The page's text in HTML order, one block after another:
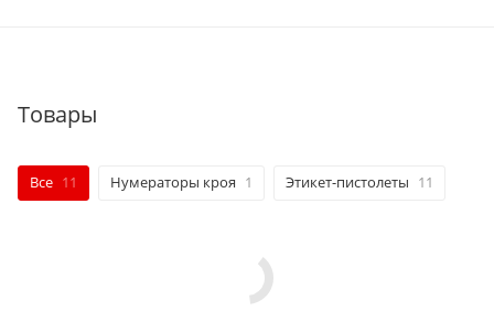
Товары
Все 11 Нумераторы кроя 1 Этикет-пистолеты 11